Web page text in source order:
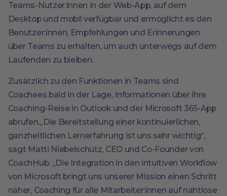
Teams-Nutzer:innen in der Web-App, auf dem
Desktop und mobil verfügbar und ermöglicht es den
Benutzer:innen, Empfehlungen und Erinnerungen
über Teams zu erhalten, um auch unterwegs auf dem
Laufenden zu bleiben.
Zusätzlich zu den Funktionen in Teams sind
Coachees bald in der Lage, Informationen über ihre
Coaching-Reise in Outlook und der Microsoft 365-App
abrufen.„Die Bereitstellung einer kontinuierlichen,
ganzheitlichen Lernerfahrung ist uns sehr wichtig“,
sagt Matti Niebelschütz, CEO und Co-Founder von
CoachHub. „Die Integration in den intuitiven Workflow
von Microsoft bringt uns unserer Mission einen Schritt
näher, Coaching für alle Mitarbeiter:innen auf nahtlose